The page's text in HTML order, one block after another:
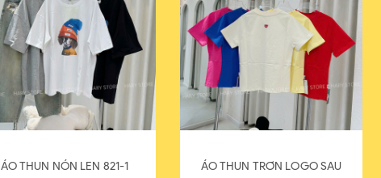
ÁO THUN NÓN LEN 821-1
ÁO THUN TRƠN LOGO SAU